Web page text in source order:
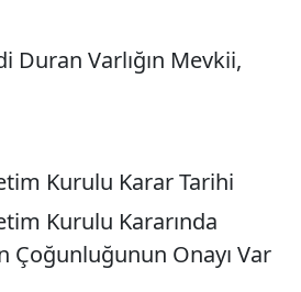
Duran Varlığın Mevkii,
Kurulu Karar Tarihi
Kurulu Kararında
Çoğunluğunun Onayı Var